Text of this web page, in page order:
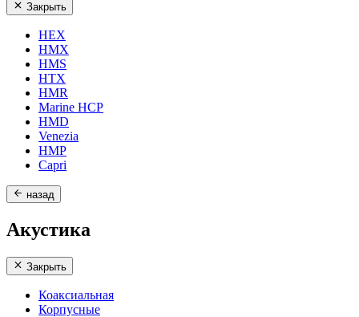
Закрыть
HEX
HMX
HMS
HTX
HMR
Marine HCP
HMD
Venezia
HMP
Capri
назад
Акустика
Закрыть
Коаксиальная
Корпусные